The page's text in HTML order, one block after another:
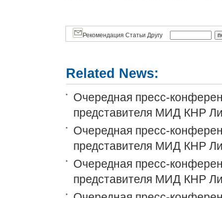
Рекомендация Статьи Другу
Related News:
Очередная пресс-
представителя МИД КНР
Очередная пресс-
представителя МИД КНР
Очередная пресс-
представителя МИД КНР